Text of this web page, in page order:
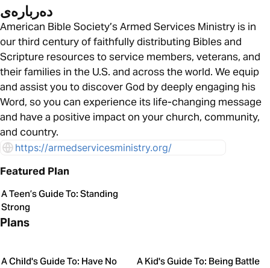
دەربارەی
American Bible Society’s Armed Services Ministry is in
our third century of faithfully distributing Bibles and
Scripture resources to service members, veterans, and
their families in the U.S. and across the world. We equip
and assist you to discover God by deeply engaging his
Word, so you can experience its life-changing message
and have a positive impact on your church, community,
and country.
https://armedservicesministry.org/
Featured Plan
A Teen’s Guide To: Standing
Strong
Plans
A Child's Guide To: Have No
A Kid's Guide To: Being Battle